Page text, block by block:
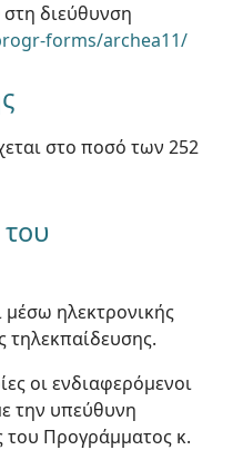
διεύθυνση
forms/archea11/
στο ποσό των 252
μέσω ηλεκτρονικής
οι ενδιαφερόμενοι
την υπεύθυνη
του Προγράμματος κ.